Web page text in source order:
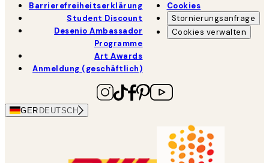
Barrierefreiheitserklärung
Student Discount
Desenio Ambassador
Programme
Art Awards
Anmeldung (geschäftlich)
Cookies
Stornierungsanfrage
Cookies verwalten
GER DEUTSCH